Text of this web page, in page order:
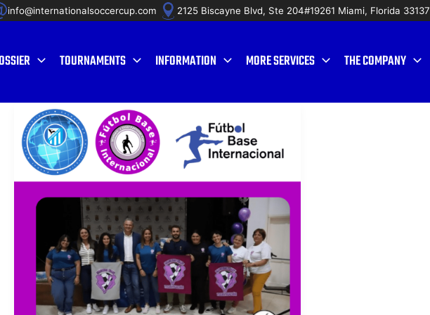
info@internationalsoccercup.com 2125 Biscayne Blvd, Ste 204#19261 Miami, Florida 33137
TOURNAMENTS INFORMATION MORE SERVICES THE COMPANY